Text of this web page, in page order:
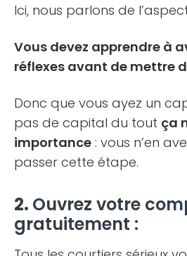
Ici, nous parlons de
Vous devez apprendre à
réflexes avant de mettre
Donc que vous ayez un
pas de capital du tout ça
importance : vous n’en
passer cette étape.
2. Ouvrez votre
gratuitement :